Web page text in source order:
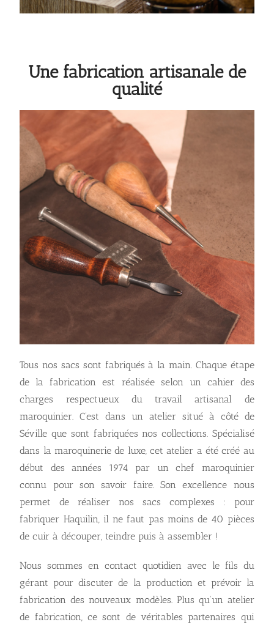
Une fabrication artisanale de
qualité
Tous nos sacs sont fabriqués à la main. Chaque étape
de la fabrication est réalisée selon un cahier des
charges respectueux du travail artisanal de
maroquinier. C’est dans un atelier situé à côté de
Séville que sont fabriquées nos collections. Spécialisé
dans la maroquinerie de luxe, cet atelier a été créé au
début des années 1974 par un chef maroquinier
connu pour son savoir faire. Son excellence nous
permet de réaliser nos sacs complexes : pour
fabriquer Haquilin, il ne faut pas moins de 40 pièces
de cuir à découper, teindre puis à assembler !
Nous sommes en contact quotidien avec le fils du
gérant pour discuter de la production et prévoir la
fabrication des nouveaux modèles. Plus qu’un atelier
de fabrication, ce sont de véritables partenaires qui